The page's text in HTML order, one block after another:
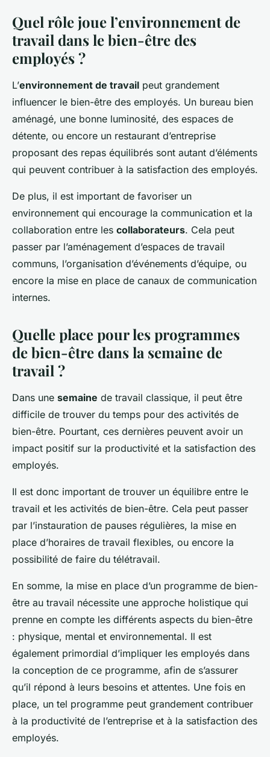
Quel rôle joue l’environnement de
travail dans le bien-être des
employés ?
L’environnement de travail peut grandement
influencer le bien-être des employés. Un bureau bien
aménagé, une bonne luminosité, des espaces de
détente, ou encore un restaurant d’entreprise
proposant des repas équilibrés sont autant d’éléments
qui peuvent contribuer à la satisfaction des employés.
De plus, il est important de favoriser un
environnement qui encourage la communication et la
collaboration entre les collaborateurs. Cela peut
passer par l’aménagement d’espaces de travail
communs, l’organisation d’événements d’équipe, ou
encore la mise en place de canaux de communication
internes.
Quelle place pour les programmes
de bien-être dans la semaine de
travail ?
Dans une semaine de travail classique, il peut être
difficile de trouver du temps pour des activités de
bien-être. Pourtant, ces dernières peuvent avoir un
impact positif sur la productivité et la satisfaction des
employés.
Il est donc important de trouver un équilibre entre le
travail et les activités de bien-être. Cela peut passer
par l’instauration de pauses régulières, la mise en
place d’horaires de travail flexibles, ou encore la
possibilité de faire du télétravail.
En somme, la mise en place d’un programme de bien-
être au travail nécessite une approche holistique qui
prenne en compte les différents aspects du bien-être
: physique, mental et environnemental. Il est
également primordial d’impliquer les employés dans
la conception de ce programme, afin de s’assurer
qu’il répond à leurs besoins et attentes. Une fois en
place, un tel programme peut grandement contribuer
à la productivité de l’entreprise et à la satisfaction des
employés.